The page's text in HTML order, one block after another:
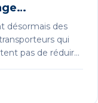
désormais des
qui
pas de réduire